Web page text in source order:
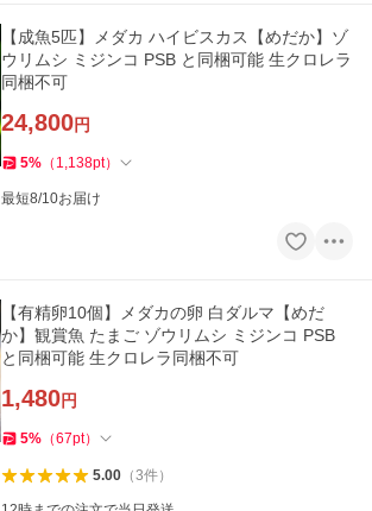
【成魚5匹】メダカ ハイビスカス【めだか】ゾ
ウリムシ ミジンコ PSB と同梱可能 生クロレラ
同梱不可
24,800円
5% （ 1,138pt）
最短8/10お届け
【有精卵10個】メダカの卵 白ダルマ【めだ
か】観賞魚 たまご ゾウリムシ ミジンコ PSB
と同梱可能 生クロレラ同梱不可
1,480円
5% （67pt）
5.00（3件）